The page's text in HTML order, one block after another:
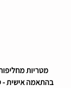
מטריות
בהתאמה אישית -